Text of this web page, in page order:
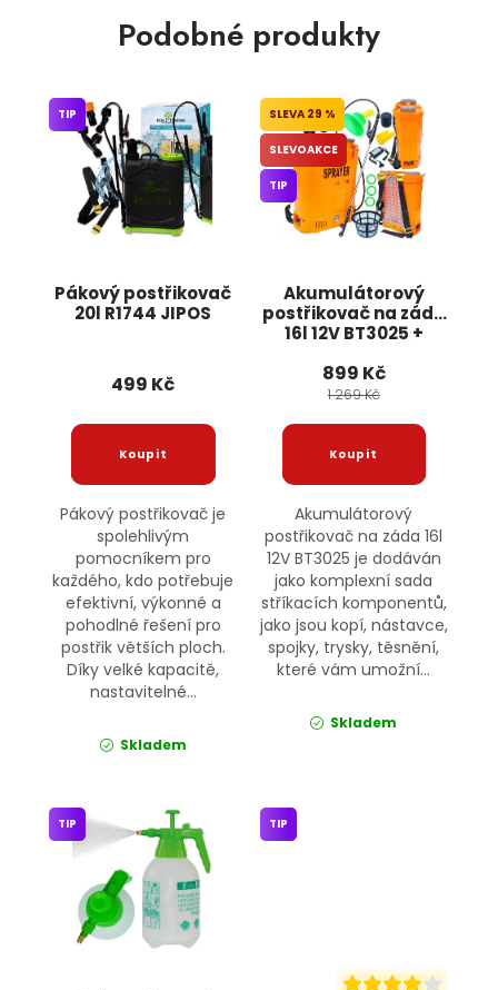
Podobné produkty
Pákový postřikovač
20l R1744 JIPOS
TIP
499 Kč
Pákový postřikovač je
spolehlivým
pomocníkem pro
každého, kdo potřebuje
efektivní, výkonné a
pohodlné řešení pro
postřik větších ploch.
Díky velké kapacitě,
nastavitelné...
Skladem
Akumulátorový
postřikovač na záda
16l 12V BT3025 +
ONDRAGON
29 %
SLEVOAKCE
TIP
899 Kč
1 269 Kč
Akumulátorový
postřikovač na záda 16l
12V BT3025 je dodáván
jako komplexní sada
stříkacích komponentů,
jako jsou kopí, nástavce,
spojky, trysky, těsnění,
které vám umožní...
Skladem
TIP TIP